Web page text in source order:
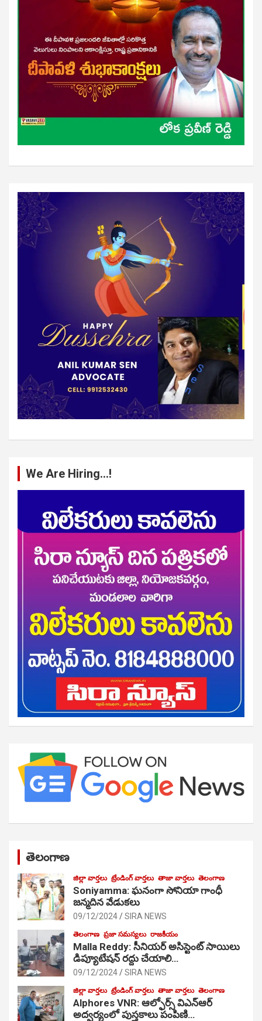
We Are Hiring…!
తెలంగాణ
జిల్లా వార్తలు ట్రేండింగ్ వార్తలు తాజా వార్తలు తెలంగాణ
Soniyamma: ఘ‌నంగా సోనియా గాంధీ
జ‌న్మ‌దిన వేడుక‌లు
09/12/2024 SIRA NEWS
తెలంగాణ ప్రజా సమస్యలు రాజకీయం
Malla Reddy: సీనియర్ అసిస్టెంట్ సాయిలు
డిప్యూటేషన్ రద్దు చేయాలి…
09/12/2024 SIRA NEWS
జిల్లా వార్తలు ట్రేండింగ్ వార్తలు తాజా వార్తలు తెలంగాణ
Alphores VNR: ఆల్ఫోర్స్ విఎన్ఆర్
అద్వర్యంలో పుస్తకాలు పంపిణి…